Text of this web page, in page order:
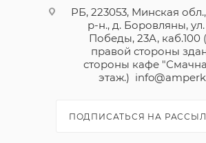
камень и даже кожа.РБ, 223053, Минская
р-н., д. Боровляны,
Победы, 23А, каб.100
правой стороны
стороны кафе "Смачна
этаж.)
ПОДПИСАТЬСЯ НА